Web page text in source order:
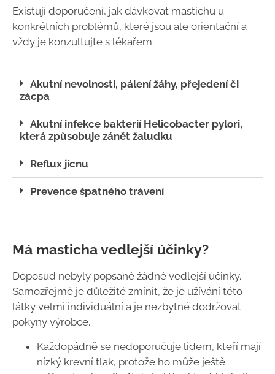
Existují doporučení, jak dávkovat mastichu u
konkrétních problémů, které jsou ale orientační a
vždy je konzultujte s lékařem:
Akutní nevolnosti, pálení žáhy, přejedení či
zácpa
Akutní infekce bakterií Helicobacter pylori,
která způsobuje zánět žaludku
Reflux jícnu
Prevence špatného trávení
Má masticha vedlejší účinky?
Doposud nebyly popsané žádné vedlejší účinky.
Samozřejmě je důležité zmínit, že je užívání této
látky velmi individuální a je nezbytné dodržovat
pokyny výrobce.
Každopádně se nedoporučuje lidem, kteří mají
nízký krevní tlak, protože ho může ještě